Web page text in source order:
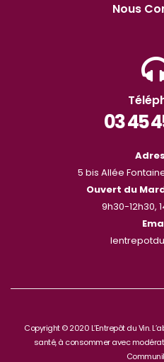
Nous
03 45
5 bis Allée
Ouvert du
9h30-12h30,
Copyright © 2020 L’Entrepôt du Vin.
santé, à consommer avec